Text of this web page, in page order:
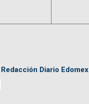
Redacción Diario Edomex